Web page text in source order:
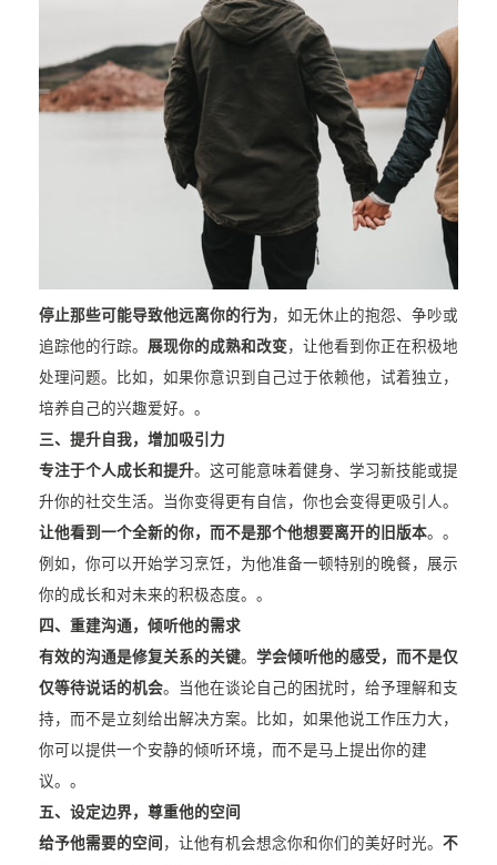
停止那些可能导致他远离你的行为 ，如无休止的抱怨、争吵或
追踪他的行踪。 展现你的成熟和改变，让他看到你正在积极地
处理问题。比如，如果你意识到自己过于依赖他，试着独立，
培养自己的兴趣爱好。。
三、提升自我，增加吸引力
专注于个人成长和提升。这可能意味着健身、学习新技能或提
升你的社交生活。当你变得更有自信，你也会变得更吸引人。
让他看到一个全新的你，而不是那个他想要离开的旧版本。。
例如，你可以开始学习烹饪，为他准备一顿特别的晚餐，展示
你的成长和对未来的积极态度。。
四、重建沟通，倾听他的需求
有效的沟通是修复关系的关键。 学会倾听他的感受，而不是仅
仅等待说话的机会。当他在谈论自己的困扰时，给予理解和支
持，而不是立刻给出解决方案。比如，如果他说工作压力大，
你可以提供一个安静的倾听环境，而不是马上提出你的建
议。。
五、设定边界，尊重他的空间
给予他需要的空间 ，让他有机会想念你和你们的美好时光。 不